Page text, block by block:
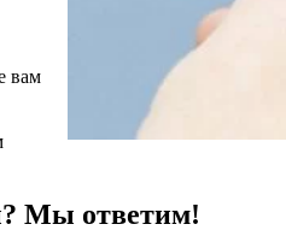
вам
Мы ответим!